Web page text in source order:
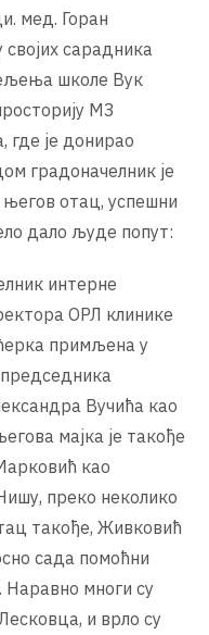
мед. Горан
сарадника
школе Вук
МЗ
где је донирао
градоначелник је
његов отац, успешни
дало људе попут:
интерне
ОРЛ клинике
примљена у
Вучића као
мајка је такође
као
преко неколико
такође, Живковић
сада помоћни
Наравно многи су
и врло су